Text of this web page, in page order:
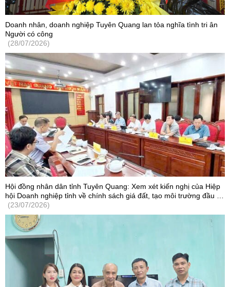
Doanh nhân, doanh nghiệp Tuyên Quang lan tỏa nghĩa tình tri ân
Người có công
(28/07/2026)
Hội đồng nhân dân tỉnh Tuyên Quang: Xem xét kiến nghị của Hiệp
hội Doanh nghiệp tỉnh về chính sách giá đất, tạo môi trường đầu tư
cạnh tranh
(23/07/2026)